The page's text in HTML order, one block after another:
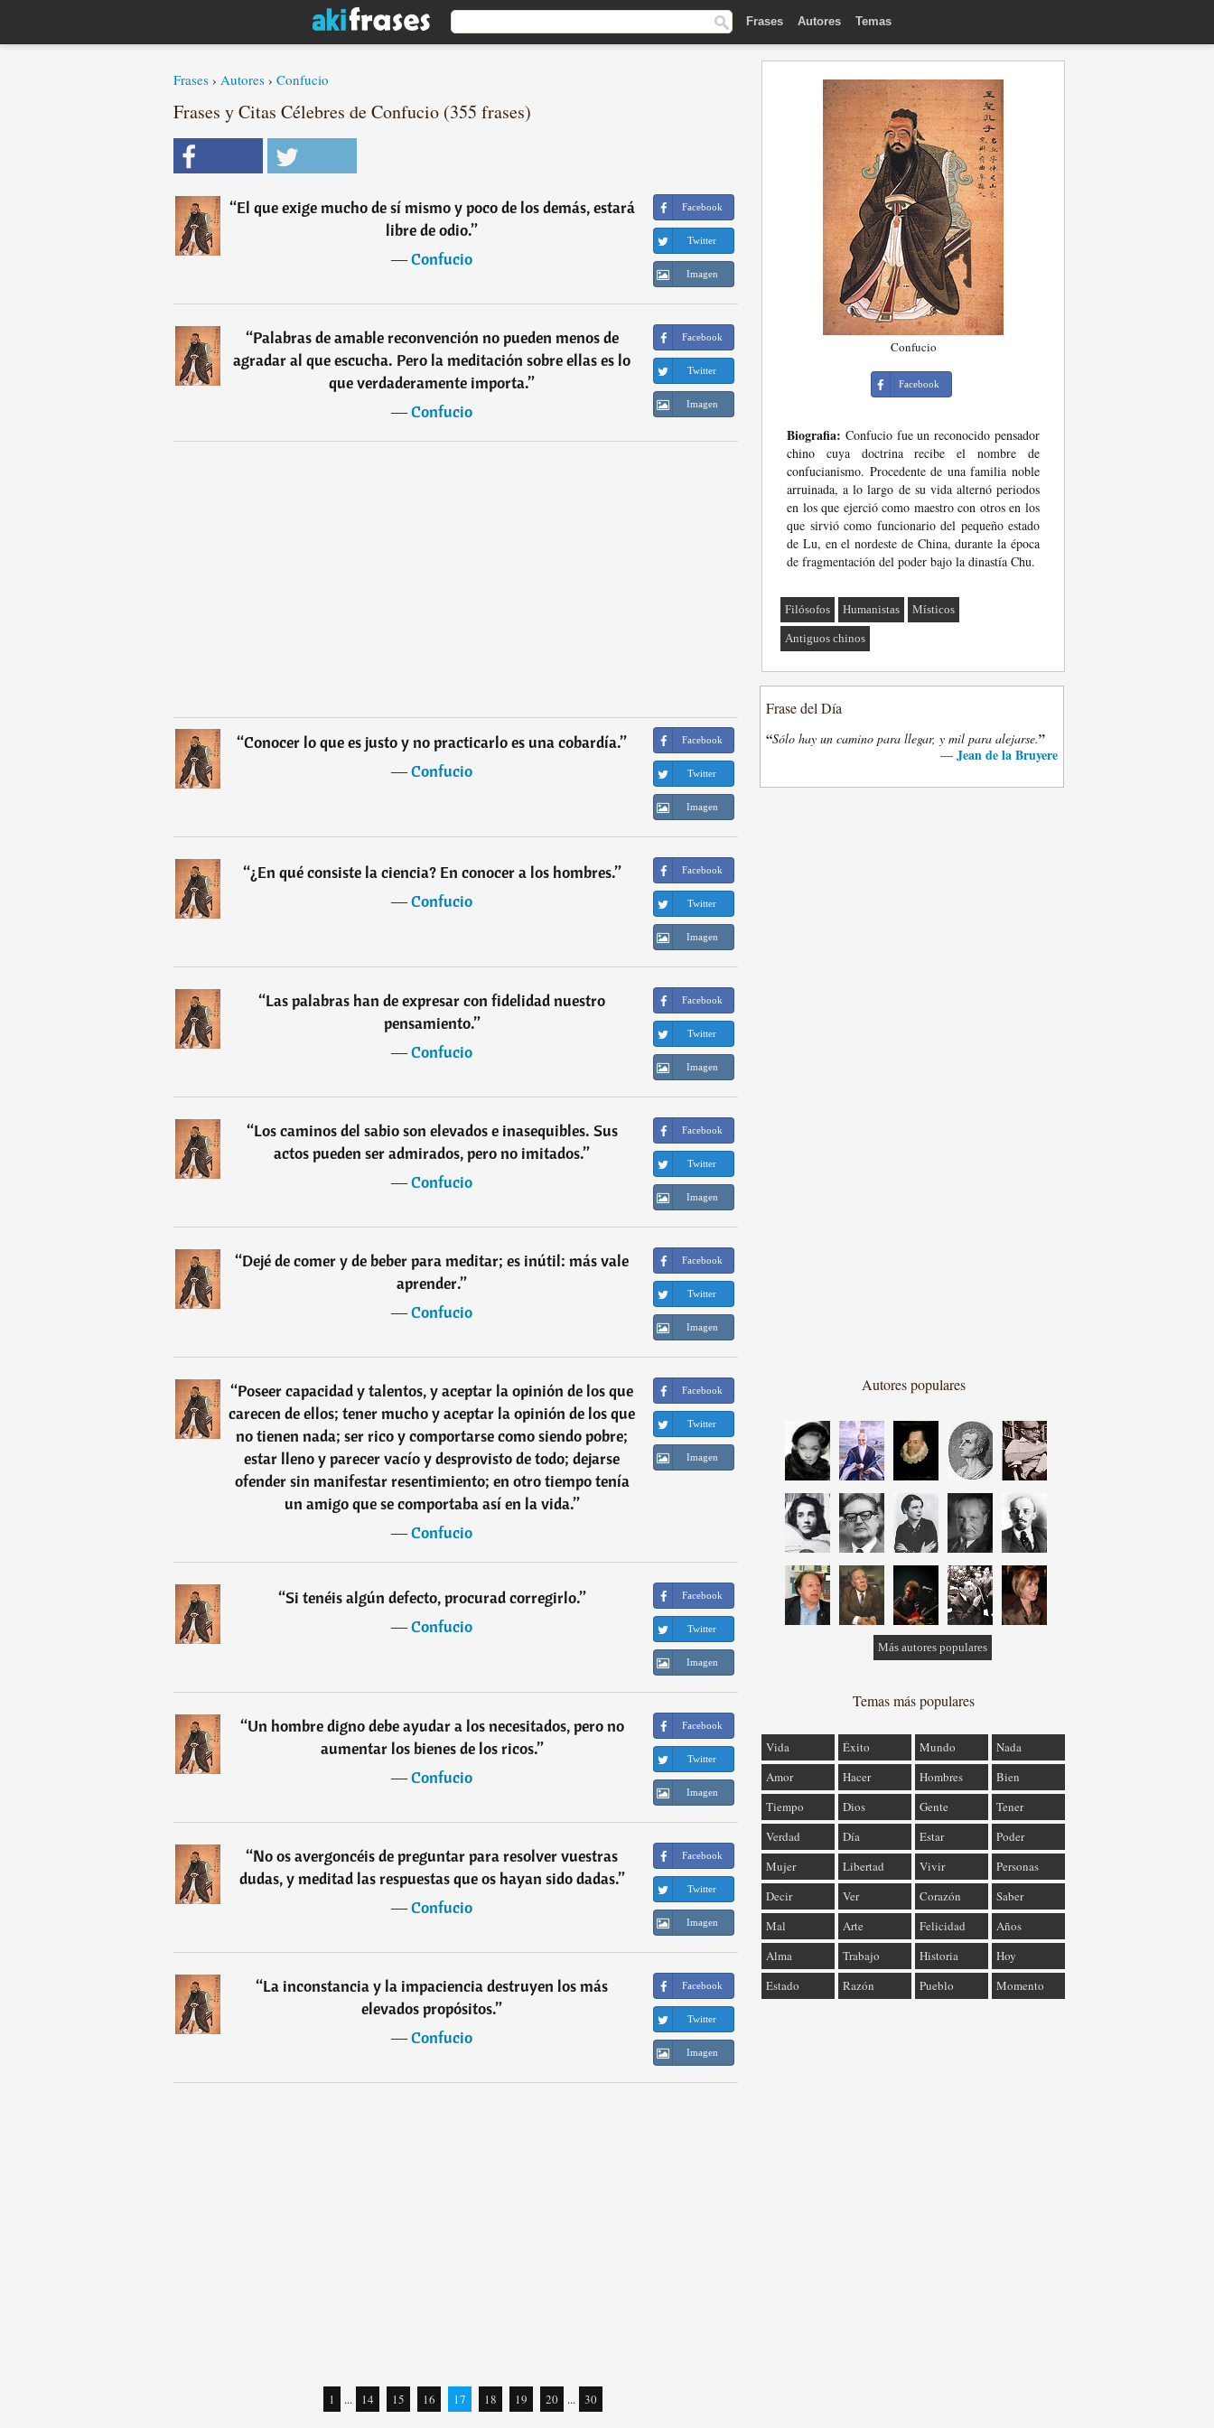
Frases Autores Temas
Frases › Autores › Confucio
Frases y Citas Célebres de Confucio (355 frases)
“El que exige mucho de sí mismo y poco de los demás, estará
libre de odio.”
―Confucio
Facebook
Twitter
Imagen
“Palabras de amable reconvención no pueden menos de
agradar al que escucha. Pero la meditación sobre ellas es lo
que verdaderamente importa.”
―Confucio
Facebook
Twitter
Imagen
“Conocer lo que es justo y no practicarlo es una cobardía.”
―Confucio
Facebook
Twitter
Imagen
“¿En qué consiste la ciencia? En conocer a los hombres.”
―Confucio
Facebook
Twitter
Imagen
“Las palabras han de expresar con fidelidad nuestro
pensamiento.”
―Confucio
Facebook
Twitter
Imagen
“Los caminos del sabio son elevados e inasequibles. Sus
actos pueden ser admirados, pero no imitados.”
―Confucio
Facebook
Twitter
Imagen
“Dejé de comer y de beber para meditar; es inútil: más vale
aprender.”
―Confucio
Facebook
Twitter
Imagen
“Poseer capacidad y talentos, y aceptar la opinión de los que
carecen de ellos; tener mucho y aceptar la opinión de los que
no tienen nada; ser rico y comportarse como siendo pobre;
estar lleno y parecer vacío y desprovisto de todo; dejarse
ofender sin manifestar resentimiento; en otro tiempo tenía
un amigo que se comportaba así en la vida.”
―Confucio
Facebook
Twitter
Imagen
“Si tenéis algún defecto, procurad corregirlo.”
―Confucio
Facebook
Twitter
Imagen
“Un hombre digno debe ayudar a los necesitados, pero no
aumentar los bienes de los ricos.”
―Confucio
Facebook
Twitter
Imagen
“No os avergoncéis de preguntar para resolver vuestras
dudas, y meditad las respuestas que os hayan sido dadas.”
―Confucio
Facebook
Twitter
Imagen
“La inconstancia y la impaciencia destruyen los más
elevados propósitos.”
―Confucio
Facebook
Twitter
Imagen
1 ... 14 15 16 17 18 19 20 ... 30
Confucio
Facebook
Biografia: Confucio fue un reconocido pensador
chino cuya doctrina recibe el nombre de
confucianismo. Procedente de una familia noble
arruinada, a lo largo de su vida alternó periodos
en los que ejerció como maestro con otros en los
que sirvió como funcionario del pequeño estado
de Lu, en el nordeste de China, durante la época
de fragmentación del poder bajo la dinastía Chu.
Filósofos Humanistas Místicos
Antiguos chinos
Frase del Día
“Sólo hay un camino para llegar, y mil para alejarse.”
— Jean de la Bruyere
Autores populares
Más autores populares
Temas más populares
Vida Éxito Mundo
Nada
Amor
Hacer Hombres
Bien
Tiempo
Dios Gente
Tener
Verdad
Día Estar
Poder
Mujer
Libertad Vivir
Personas
Decir
Ver Corazón
Saber
Mal
Arte Felicidad
Años
Alma
Trabajo Historia
Hoy
Estado
Razón Pueblo Momento